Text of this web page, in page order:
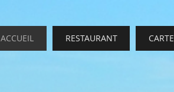
ACCUEIL RESTAURANT CARTE